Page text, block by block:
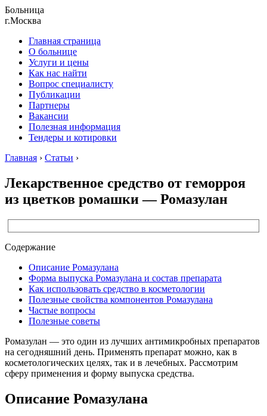
Больница
г.Москва
Главная страница
О больнице
Услуги и цены
Как нас найти
Вопрос специалисту
Публикации
Партнеры
Вакансии
Полезная информация
Тендеры и котировки
Главная › Статьи ›
Лекарственное средство от геморроя
из цветков ромашки — Ромазулан
Содержание
Описание Ромазулана
Форма выпуска Ромазулана и состав препарата
Как использовать средство в косметологии
Полезные свойства компонентов Ромазулана
Частые вопросы
Полезные советы
Ромазулан — это один из лучших антимикробных препаратов
на сегодняшний день. Применять препарат можно, как в
косметологических целях, так и в лечебных. Рассмотрим
сферу применения и форму выпуска средства.
Описание Ромазулана